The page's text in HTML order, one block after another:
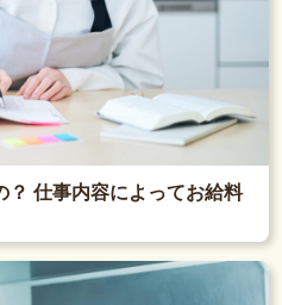
？ 仕事内容によってお給料